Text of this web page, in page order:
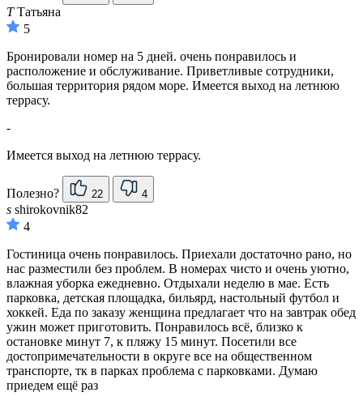
ТТатьяна
5
Бронировали номер на 5 дней. очень понравилось и
расположение и обслуживание. Приветливые сотрудники,
большая территория рядом море. Имеется выход на летнюю
террасу.
-
Имеется выход на летнюю террасу.
Полезно? 22 4
s shirokovnik82
4
Гостиница очень понравилось. Приехали достаточно рано, но
нас разместили без проблем. В номерах чисто и очень уютно,
влажная уборка ежедневно. Отдыхали неделю в мае. Есть
парковка, детская площадка, бильярд, настольный футбол и
хоккей. Еда по заказу женщина предлагает что на завтрак обед
ужин может приготовить. Понравилось всё, близко к
остановке минут 7, к пляжу 15 минут. Посетили все
достопримечательности в округе все на общественном
транспорте, тк в парках проблема с парковками. Думаю
приедем ещё раз